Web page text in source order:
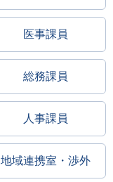
医事課員
総務課員
人事課員
地域連携室・渉外